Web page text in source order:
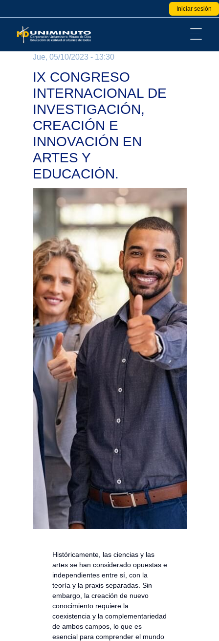
al
contenido
principal
User
account
Iniciar sesión
Jue, 05/10/2023 - 13:30
IX CONGRESO
INTERNACIONAL DE
INVESTIGACIÓN,
CREACIÓN E
INNOVACIÓN EN
ARTES Y
EDUCACIÓN.
Históricamente, las ciencias y las
artes se han considerado opuestas e
independientes entre sí, con la
teoría y la praxis separadas. Sin
embargo, la creación de nuevo
conocimiento requiere la
coexistencia y la complementariedad
de ambos campos, lo que es
esencial para comprender el mundo